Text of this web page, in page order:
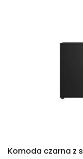
Komoda czarna z